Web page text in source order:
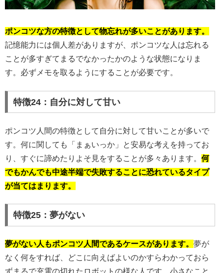
ポンコツな方の特徴として物忘れが多いことがあります。
記憶能力には個人差がありますが、ポンコツな人は忘れる
ことが多すぎてまるでなかったかのような状態になりま
す。必ずメモを取るようにすることが必要です。
特徴24：自分に対して甘い
ポンコツ人間の特徴として自分に対して甘いことが多いで
す。何に関しても「まぁいっか」と安易な考えを持ってお
り、すぐに諦めたりよそ見をすることが多々あります。 何
でもかんでも中途半端で失敗することに恐れているタイプ
が当てはまります。
特徴25：夢がない
夢がない人もポンコツ人間であるケースがあります。 夢が
なく何をすれば、どこに向えばよいのかすらわかっておら